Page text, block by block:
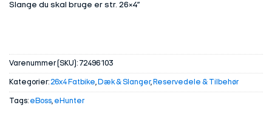
Slange du skal bruge er str. 26×4”
Varenummer (SKU): 72496103
Kategorier:26x4 Fatbike, Dæk & Slanger, Reservedele & Tilbehør
Tags: eBoss, eHunter